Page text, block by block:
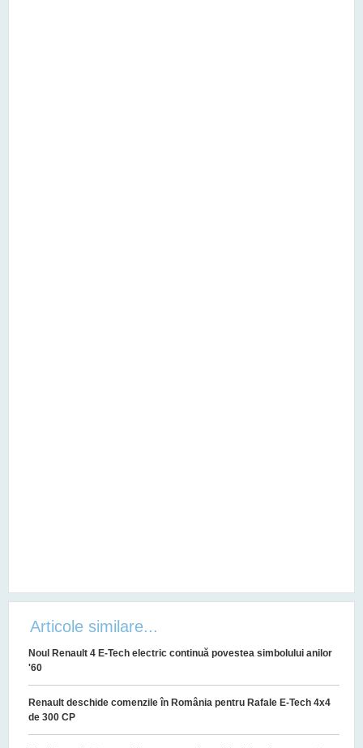
Articole similare...
Noul Renault 4 E-Tech electric continuă povestea simbolului anilor
'60
Renault deschide comenzile în România pentru Rafale E-Tech 4x4
de 300 CP